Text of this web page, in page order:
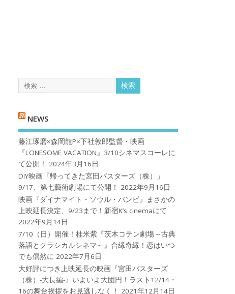
NEWS
藤江琢磨×森岡龍P×下社敦郎監督・映画
『LONESOME VACATION』3/10シネマスコーレに
て公開！
2024年3月16日
DIY映画『帰ってきた宮田バスターズ（株）」
9/17、第七藝術劇場にて公開！
2022年9月16日
映画『ダイナマイト・ソウル・バンビ』まさかの
上映延長決定、9/23まで！新宿K’s cinemaにて
2022年9月14日
7/10（日）開催！桂米紫『茨木コテン劇場～古典
落語とクラシカルシネマ～』合縁奇縁！恋はいつ
でも偶然に 2022年7月6日
大好評につき上映延長の映画『宮田バスターズ
（株）-大長編-』いよいよ大団円！ラスト12/14・
16の舞台挨拶をお見逃しなく！
2021年12月14日